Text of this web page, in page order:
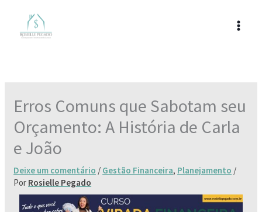
Erros Comuns que Sabotam seu
Orçamento: A História de Carla
e João
Deixe um comentário / Gestão Financeira, Planejamento /
Por Rosielle Pegado